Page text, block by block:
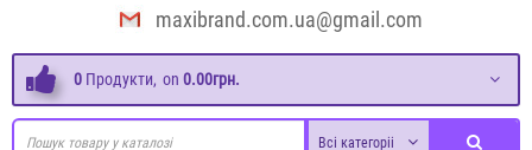
maxibrand.com.ua@gmail.com
0 Продукти, on 0.00грн.
Всі категоріі